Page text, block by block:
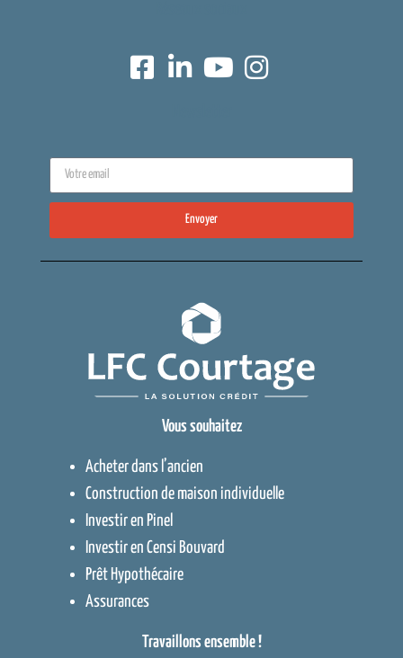
Envoyer
Vous souhaitez
Acheter dans l’ancien
Construction de maison individuelle
Investir en Pinel
Investir en Censi Bouvard
Prêt Hypothécaire
Assurances
Travaillons ensemble !